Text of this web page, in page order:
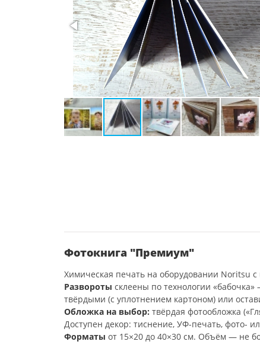
Фотокнига "Премиум"
Химическая печать на оборудовании Noritsu
Развороты склеены по технологии
твёрдыми (с уплотнением картоном) или
Обложка на выбор: твёрдая фотообложка
Доступен декор: тиснение, УФ-печать, фото-
Форматы от 15×20 до 40×30 см. Объём — не